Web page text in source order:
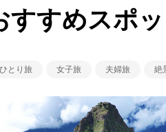
すすめスポ
ひとり旅 女子旅 夫婦旅 絶